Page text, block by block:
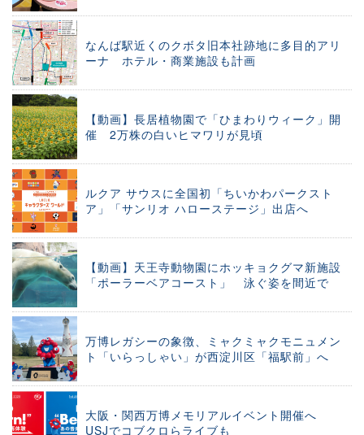
なんば駅近くのクボタ旧本社跡地に多目的アリ
ーナ ホテル・商業施設も計画
【動画】長居植物園で「ひまわりウィーク」開
催 2万株の白いヒマワリが見頃
ルクア サウスに全国初「ちいかわパークスト
ア」「サンリオ ハローステージ」出店へ
【動画】天王寺動物園にホッキョクグマ新施設
「ポーラーベアコースト」 泳ぐ姿を間近で
万博レガシーの象徴、ミャクミャクモニュメン
ト「いらっしゃい」が西淀川区「福駅前」へ
大阪・関西万博メモリアルイベント開催へ
USJでコブクロらライブも